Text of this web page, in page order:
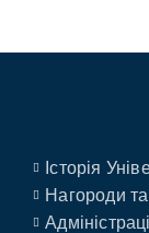
Історія
Нагороди та